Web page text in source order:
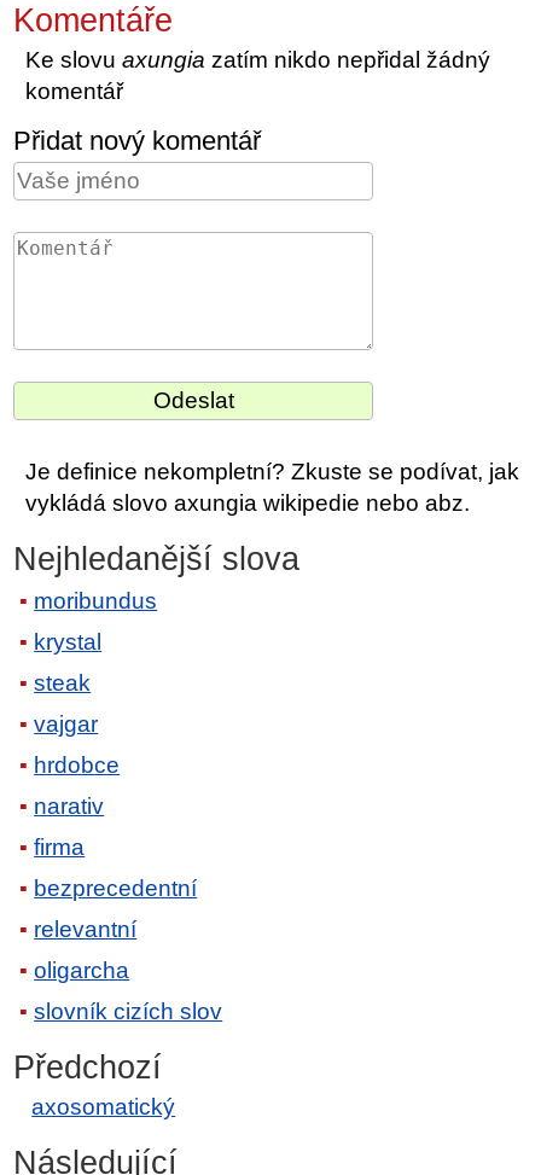
Komentáře
Ke slovuaxungia zatím nikdo nepřidal žádný
komentář
Přidat nový komentář
Je definice nekompletní? Zkuste se podívat, jak
vykládá slovo axungia wikipedie nebo abz.
Nejhledanější slova
moribundus
krystal
steak
vajgar
hrdobce
narativ
firma
bezprecedentní
relevantní
oligarcha
slovník cizích slov
Předchozí
axosomatický
Následující